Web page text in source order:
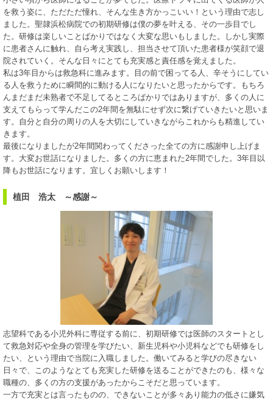
を救う姿に、ただただ憧れ、そんな生き方かっこいい！という理由で志し
ました。聖隷浜松病院での初期研修は僕の夢を叶える、その一歩目でし
た。研修は楽しいことばかりではなく大変な思いもしました。しかし実際
に患者さんに触れ、自ら考え実践し、担当させて頂いた患者様が笑顔で退
院されていく。そんな日々にとても充実感と責任感を覚えました。
私は3年目からは救急科に進みます。目の前で困ってる人、辛そうにしてい
る人を救うために瞬間的に動ける人になりたいと思ったからです。もちろ
んまだまだ未熟者で不足してるところばかりではありますが、多くの人に
支えてもらって学んだこの2年間を無駄にせず次に繋げていきたいと思いま
す。自分と自分の周りの人を大切にしていきながらこれからも精進してい
きます。
最後になりましたが2年間関わってくださった全ての方に感謝申し上げま
す。大変お世話になりました。多くの方に恵まれた2年間でした。3年目以
降もお世話になります。宜しくお願いします！
植田 浩太 ～感謝～
志望科である小児外科に専従する前に、初期研修では医師のスタートとし
て救急対応や全身の管理を学びたい、新生児科や小児科などでも研修をし
たい、という理由で当院に入職しました。働いてみると学びの尽きない
日々で、このようなとても充実した研修を送ることができたのも、様々な
職種の、多くの方の支援があったからこそだと思っています。
一方で充実とは言ったものの、できないことが多々あり能力の低さに嫌気